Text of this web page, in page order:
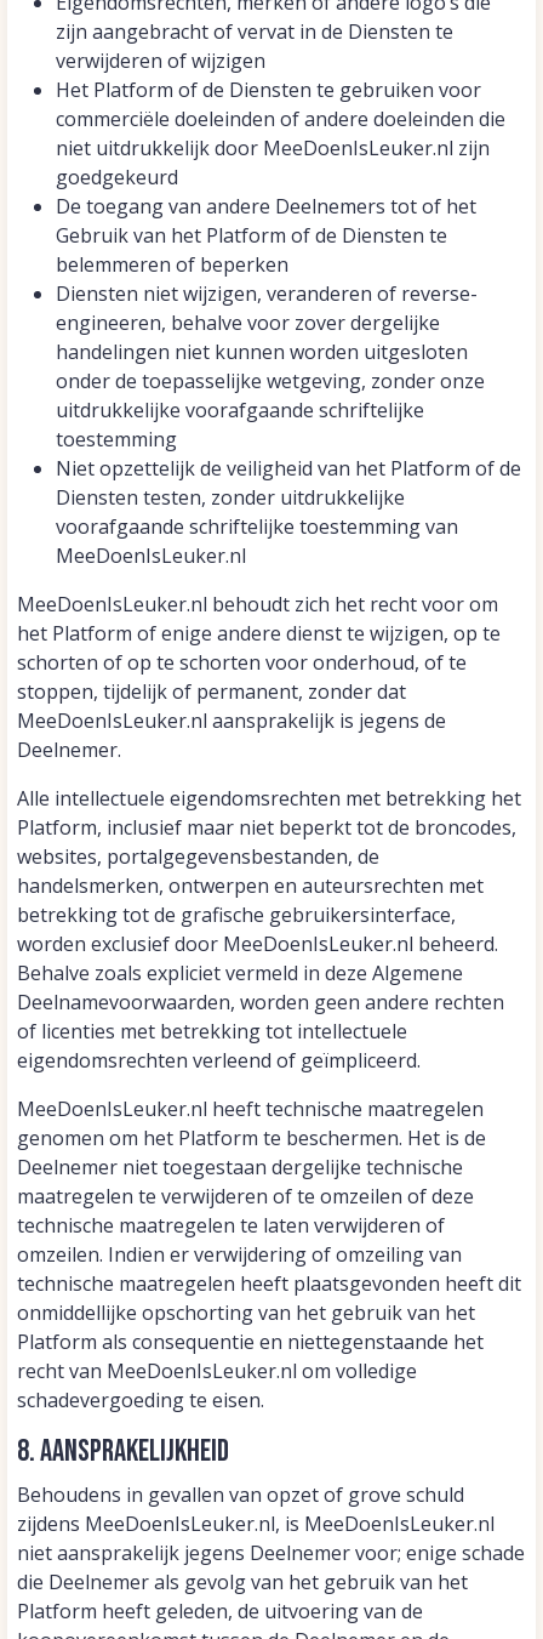
zijn aangebracht of vervat in de Diensten te
verwijderen of wijzigen
Het Platform of de Diensten te gebruiken voor
commerciële doeleinden of andere doeleinden die
niet uitdrukkelijk door MeeDoenIsLeuker.nl zijn
goedgekeurd
De toegang van andere Deelnemers tot of het
Gebruik van het Platform of de Diensten te
belemmeren of beperken
Diensten niet wijzigen, veranderen of reverse-
engineeren, behalve voor zover dergelijke
handelingen niet kunnen worden uitgesloten
onder de toepasselijke wetgeving, zonder onze
uitdrukkelijke voorafgaande schriftelijke
toestemming
Niet opzettelijk de veiligheid van het Platform of de
Diensten testen, zonder uitdrukkelijke
voorafgaande schriftelijke toestemming van
MeeDoenIsLeuker.nl
MeeDoenIsLeuker.nl behoudt zich het recht voor om
het Platform of enige andere dienst te wijzigen, op te
schorten of op te schorten voor onderhoud, of te
stoppen, tijdelijk of permanent, zonder dat
MeeDoenIsLeuker.nl aansprakelijk is jegens de
Deelnemer.
Alle intellectuele eigendomsrechten met betrekking het
Platform, inclusief maar niet beperkt tot de broncodes,
websites, portalgegevensbestanden, de
handelsmerken, ontwerpen en auteursrechten met
betrekking tot de grafische gebruikersinterface,
worden exclusief door MeeDoenIsLeuker.nl beheerd.
Behalve zoals expliciet vermeld in deze Algemene
Deelnamevoorwaarden, worden geen andere rechten
of licenties met betrekking tot intellectuele
eigendomsrechten verleend of geïmpliceerd.
MeeDoenIsLeuker.nl heeft technische maatregelen
genomen om het Platform te beschermen. Het is de
Deelnemer niet toegestaan dergelijke technische
maatregelen te verwijderen of te omzeilen of deze
technische maatregelen te laten verwijderen of
omzeilen. Indien er verwijdering of omzeiling van
technische maatregelen heeft plaatsgevonden heeft dit
onmiddellijke opschorting van het gebruik van het
Platform als consequentie en niettegenstaande het
recht van MeeDoenIsLeuker.nl om volledige
schadevergoeding te eisen.
8. Aansprakelijkheid
Behoudens in gevallen van opzet of grove schuld
zijdens MeeDoenIsLeuker.nl, is MeeDoenIsLeuker.nl
niet aansprakelijk jegens Deelnemer voor; enige schade
die Deelnemer als gevolg van het gebruik van het
Platform heeft geleden, de uitvoering van de